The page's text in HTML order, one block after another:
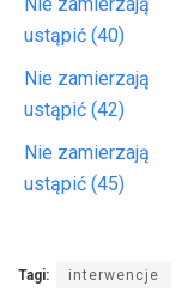
ustąpić (40)
Nie zamierzają
ustąpić (42)
Nie zamierzają
ustąpić (45)
Tagi: interwencje